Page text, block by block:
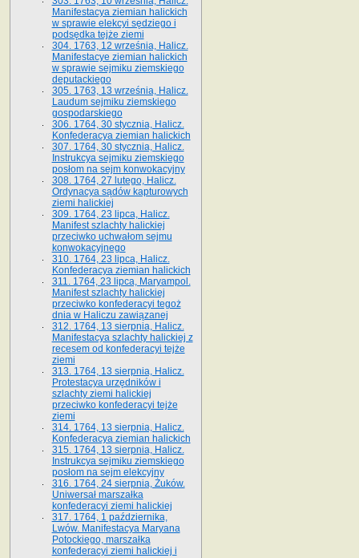
Manifestacya ziemian halickich
w sprawie elekcyi sędziego i
podsędka tejże ziemi
304. 1763, 12 września, Halicz.
Manifestacye ziemian halickich
w sprawie sejmiku ziemskiego
deputackiego
305. 1763, 13 września, Halicz.
Laudum sejmiku ziemskiego
gospodarskiego
306. 1764, 30 stycznia, Halicz.
Konfederacya ziemian halickich
307. 1764, 30 stycznia, Halicz.
Instrukcya sejmiku ziemskiego
posłom na sejm konwokacyjny
308. 1764, 27 lutego, Halicz.
Ordynacya sądów kapturowych
ziemi halickiej
309. 1764, 23 lipca, Halicz.
Manifest szlachty halickiej
przeciwko uchwałom sejmu
konwokacyjnego
310. 1764, 23 lipca, Halicz.
Konfederacya ziemian halickich
311. 1764, 23 lipca, Maryampol.
Manifest szlachty halickiej
przeciwko konfederacyi tegoż
dnia w Haliczu zawiązanej
312. 1764, 13 sierpnia, Halicz.
Manifestacya szlachty halickiej z
recesem od konfederacyi tejże
ziemi
313. 1764, 13 sierpnia, Halicz.
Protestacya urzędników i
szlachty ziemi halickiej
przeciwko konfederacyi tejże
ziemi
314. 1764, 13 sierpnia, Halicz.
Konfederacya ziemian halickich
315. 1764, 13 sierpnia, Halicz.
Instrukcya sejmiku ziemskiego
posłom na sejm elekcyjny
316. 1764, 24 sierpnia, Żuków.
Uniwersał marszałka
konfederacyi ziemi halickiej
317. 1764, 1 października,
Lwów. Manifestacya Maryana
Potockiego, marszałka
konfederacyi ziemi halickiej i